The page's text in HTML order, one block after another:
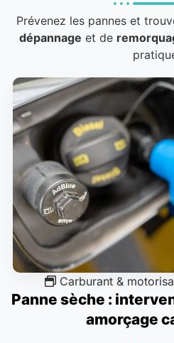
Prévenez les pannes et
dépannage et de
Carburant &
Panne sèche :
amorçage